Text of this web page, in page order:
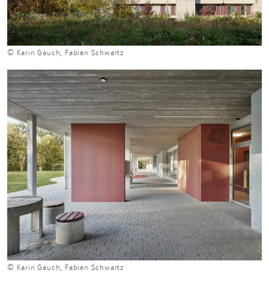
© Karin Gauch, Fabien Schwartz
© Karin Gauch, Fabien Schwartz